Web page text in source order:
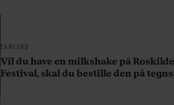
SAMFUND
Vil du have en milkshake på Roskilde
Festival, skal du bestille den på